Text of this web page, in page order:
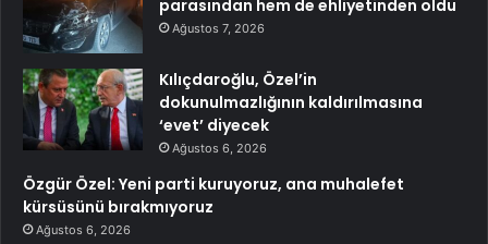
parasından hem de ehliyetinden oldu
Ağustos 7, 2026
Kılıçdaroğlu, Özel’in
dokunulmazlığının kaldırılmasına
‘evet’ diyecek
Ağustos 6, 2026
Özgür Özel: Yeni parti kuruyoruz, ana muhalefet
kürsüsünü bırakmıyoruz
Ağustos 6, 2026